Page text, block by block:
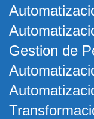
Gestion de